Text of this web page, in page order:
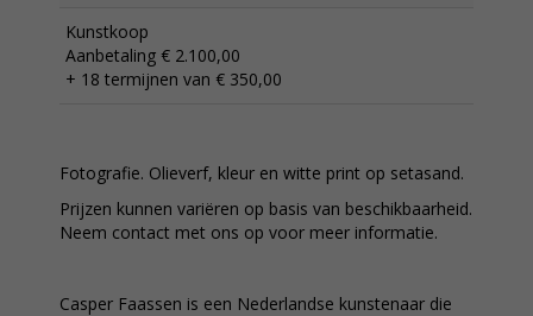
Kunstkoop
Aanbetaling € 2.100,00
+ 18 termijnen van € 350,00
Fotografie. Olieverf, kleur en witte print op setasand.
Prijzen kunnen variëren op basis van beschikbaarheid.
Neem contact met ons op voor meer informatie.
Casper Faassen is een Nederlandse kunstenaar die